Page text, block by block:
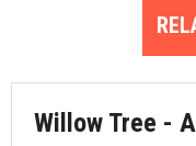
Willow Tree -